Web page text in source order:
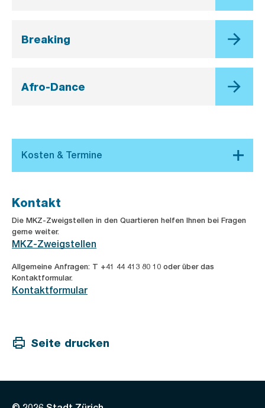
Breaking
Afro-Dance
Kontakt
Die MKZ-Zweigstellen in den Quartieren helfen Ihnen bei Fragen
gerne weiter.
MKZ-Zweigstellen
Allgemeine Anfragen: T +41 44 413 80 10 oder über das
Kontaktformular.
Kontaktformular
Seite drucken